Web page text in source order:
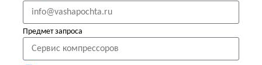
Предмет запроса